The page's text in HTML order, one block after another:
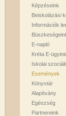
Képzéseink
Beiskolázási
Információk
E-napló
Kréta E-
Iskolai
Események
Könyvtár
Alapítvány
Egészség
Partnereink